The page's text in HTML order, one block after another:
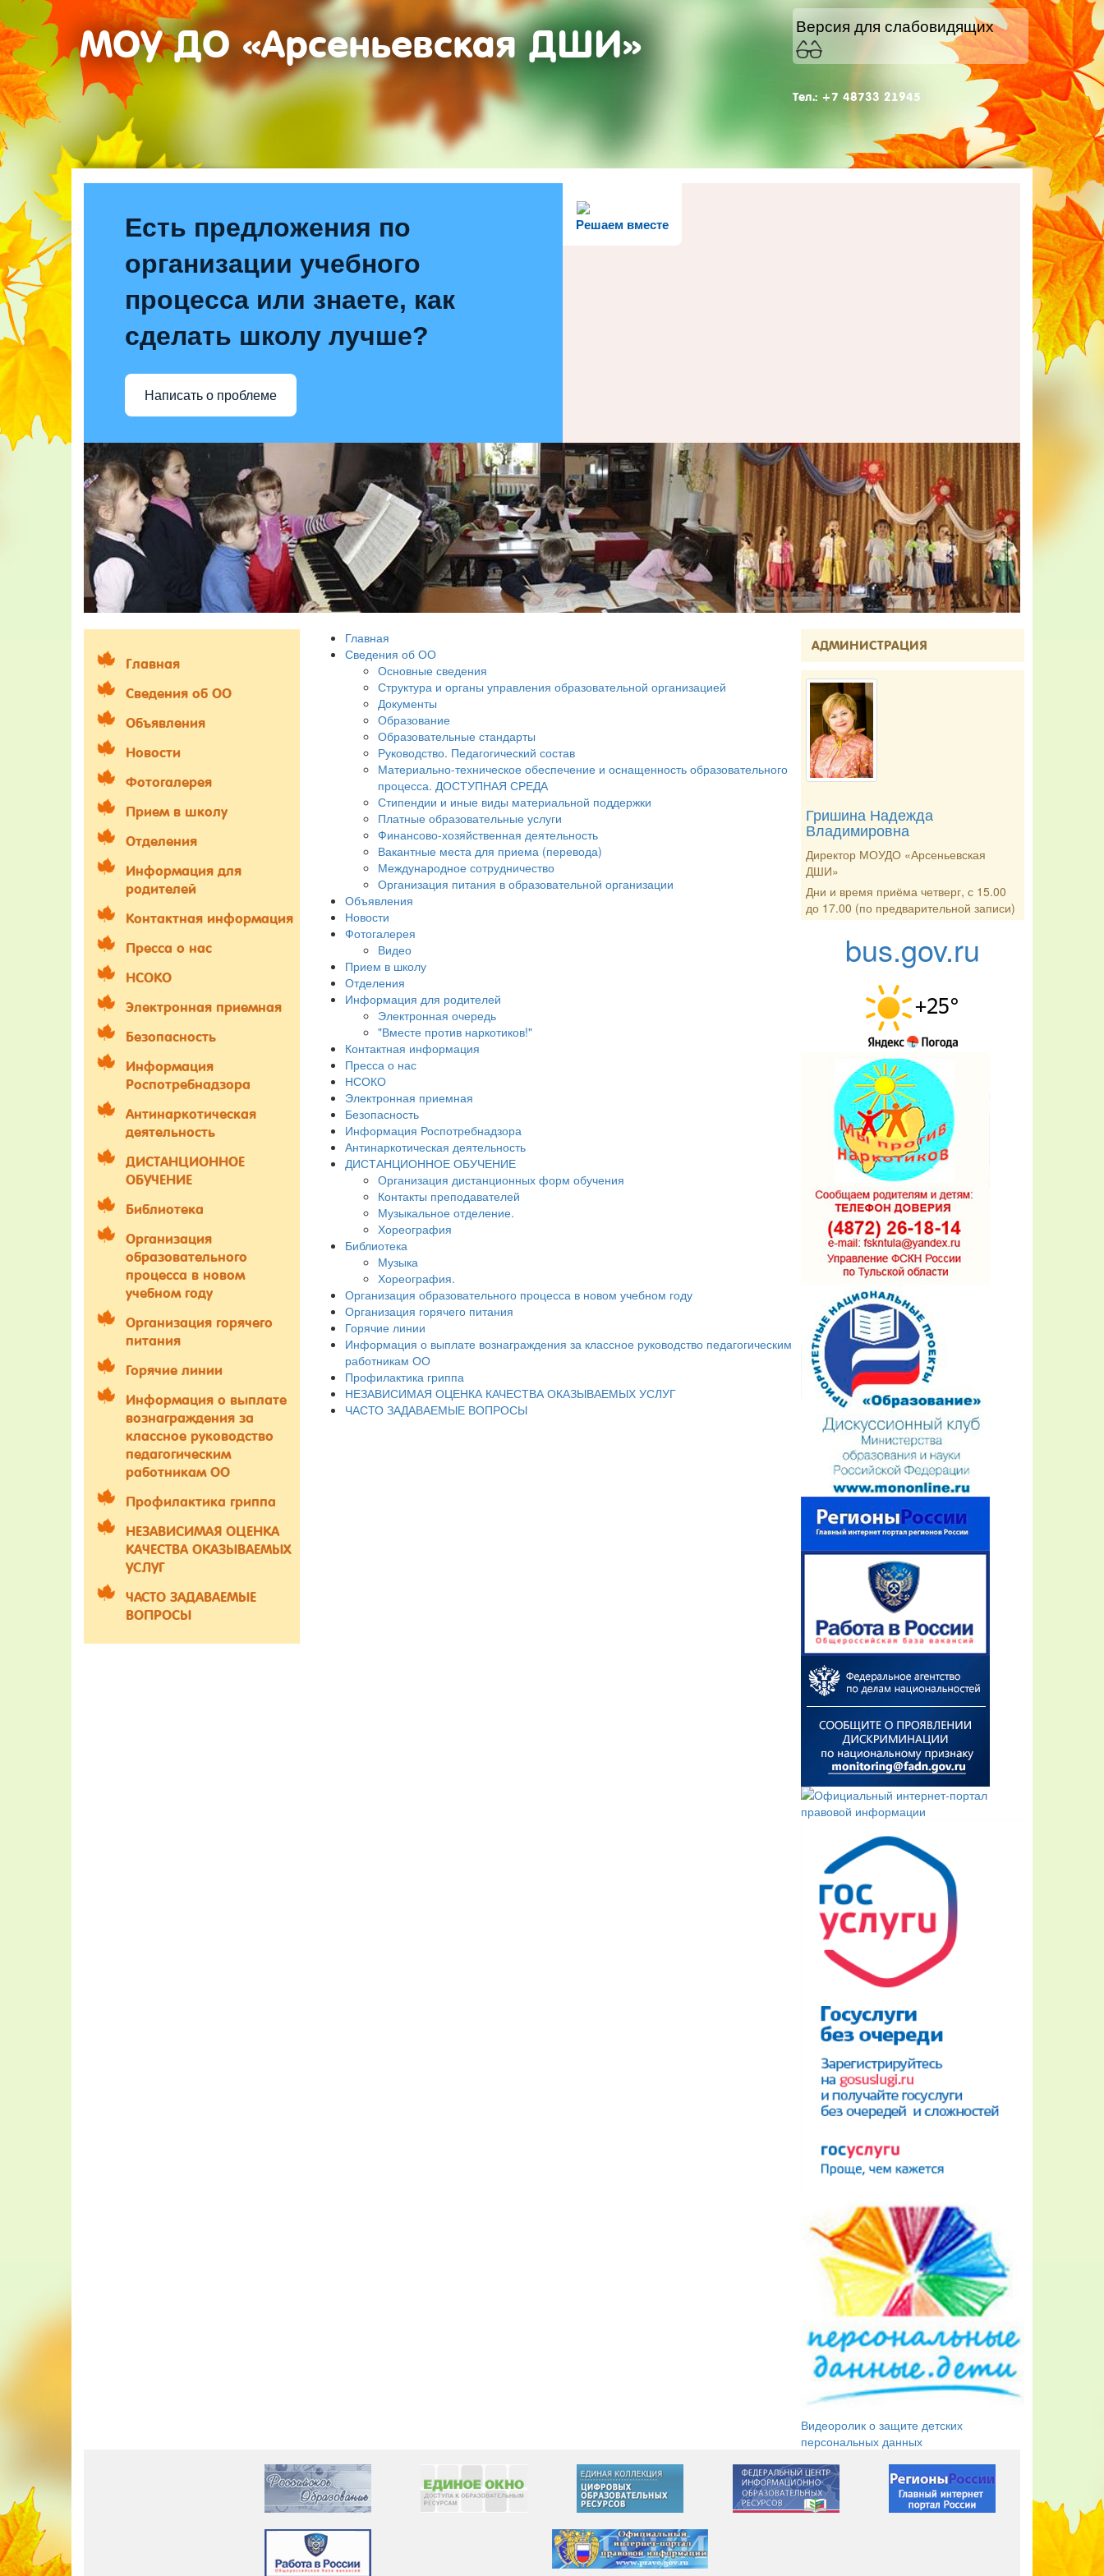
МОУ ДО «Арсеньевская ДШИ» Версия для слабовидящих
Тел.: +7 48733 21945
Решаем вместе
Есть предложения по
организации учебного
процесса или знаете, как
сделать школу лучше?
Написать о проблеме
Главная
Сведения об ОО
Объявления
Новости
Фотогалерея
Прием в школу
Отделения
Информация для
родителей
Контактная информация
Пресса о нас
НСОКО
Электронная приемная
Безопасность
Информация
Роспотребнадзора
Антинаркотическая
деятельность
ДИСТАНЦИОННОЕ
ОБУЧЕНИЕ
Библиотека
Организация
образовательного
процесса в новом
учебном году
Организация горячего
питания
Горячие линии
Информация о выплате
вознаграждения за
классное руководство
педагогическим
работникам ОО
Профилактика гриппа
НЕЗАВИСИМАЯ ОЦЕНКА
КАЧЕСТВА ОКАЗЫВАЕМЫХ
УСЛУГ
ЧАСТО ЗАДАВАЕМЫЕ
ВОПРОСЫ
Главная
Сведения об ОО
Основные сведения
Структура и органы управления образовательной организацией
Документы
Образование
Образовательные стандарты
Руководство. Педагогический состав
Материально-техническое обеспечение и оснащенность образовательного
процесса. ДОСТУПНАЯ СРЕДА
Стипендии и иные виды материальной поддержки
Платные образовательные услуги
Финансово-хозяйственная деятельность
Вакантные места для приема (перевода)
Международное сотрудничество
Организация питания в образовательной организации
Объявления
Новости
Фотогалерея
Видео
Прием в школу
Отделения
Информация для родителей
Электронная очередь
"Вместе против наркотиков!"
Контактная информация
Пресса о нас
НСОКО
Электронная приемная
Безопасность
Информация Роспотребнадзора
Антинаркотическая деятельность
ДИСТАНЦИОННОЕ ОБУЧЕНИЕ
Организация дистанционных форм обучения
Контакты преподавателей
Музыкальное отделение.
Хореография
Библиотека
Музыка
Хореография.
Организация образовательного процесса в новом учебном году
Организация горячего питания
Горячие линии
Информация о выплате вознаграждения за классное руководство педагогическим
работникам ОО
Профилактика гриппа
НЕЗАВИСИМАЯ ОЦЕНКА КАЧЕСТВА ОКАЗЫВАЕМЫХ УСЛУГ
ЧАСТО ЗАДАВАЕМЫЕ ВОПРОСЫ
АДМИНИСТРАЦИЯ
Гришина Надежда
Владимировна
Директор МОУДО «Арсеньевская
ДШИ»
Дни и время приёма четверг, с 15.00
до 17.00 (по предварительной записи)
bus.gov.ru
Видеоролик о защите детских
персональных данных